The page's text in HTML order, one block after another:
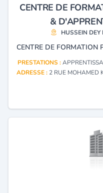
CENTRE DE
&
HUSSEIN DEY
PRESTATIONS :
ADRESSE : 2 RUE MOHAMED